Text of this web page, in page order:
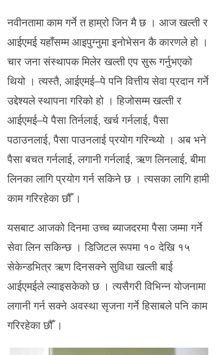
नवीनतामा काम गर्ने त हाम्रो जिन मै छ । आज खल्ती र
आईएमई यहाँसम्म आइपुग्नुमा इनोभेसन कै कारणले हो ।
चार जना संस्थापक मिलेर खल्ती एप सुरू गर्नुभएको
थियो । त्यस्तै, आईएमई–पे पनि वित्तीय सेवा प्रदान गर्ने
उद्देश्यले स्थापना गरिको हो । हिजोसम्म खल्ती र
आईएमई–पे पैसा तिर्नलाई, खर्च गर्नलाई, पैसा
पठाउनलाई, पैसा पाउनलाई प्रयोग गरिन्थ्यो । अब भने
पैसा बचत गर्नलाई, लगानी गर्नलाई, ऋण लिनलाई, बीमा
लिनका लागि प्रयोग गर्न सकिने छ । त्यसका लागि हामी
काम गरिरहेका छौँ ।
यसबाट आजको दिनमा उच्च ब्याजदरमा पैसा जम्मा गर्ने
सेवा लिन सकिन्छ । डिजिटल रूपमा १० देखि १५
सेकेन्डभित्र ऋण दिनसक्ने सुविधा खल्ती बाई
आईएमईले ल्याइसकेको छ । त्यसैगरी विभिन्न योजनामा
लगानी गर्न सक्ने अवस्था सृजना गर्ने हिसाबले पनि काम
गरिरहेका छौँ ।